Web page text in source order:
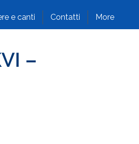
e canti Contatti More
–